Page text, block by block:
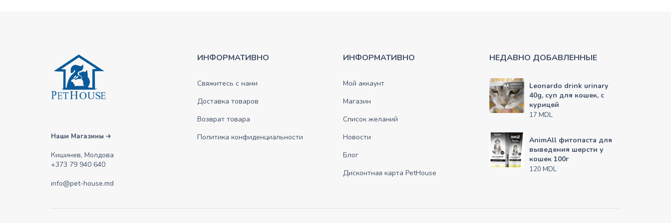
Наши Магазины
Кишинев, Молдова
+373 79 940 640
info@pet-house.md
ИНФОРМАТИВНО
Свяжитесь с нами
Доставка товаров
Возврат товара
Политика конфиденциальности
ИНФОРМАТИВНО
Мой аккаунт
Магазин
Список желаний
Новости
Блог
Дисконтная карта PetHouse
НЕДАВНО ДОБАВЛЕННЫЕ
Leonardo drink urinary
40g, суп для кошек, с
курицей
17 MDL
AnimAll фитопаста для
выведения шерсти у
кошек 100г
120 MDL